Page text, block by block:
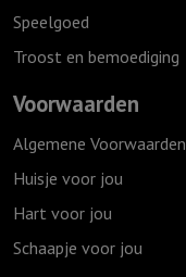
Speelgoed
Troost en bemoediging
Voorwaarden
Algemene Voorwaarden
Huisje voor jou
Hart voor jou
Schaapje voor jou